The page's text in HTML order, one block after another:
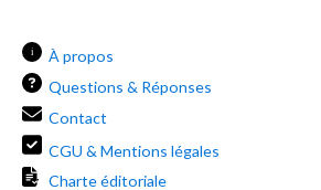
i
À propos
Questions & Réponses
Contact
CGU & Mentions légales
Charte éditoriale